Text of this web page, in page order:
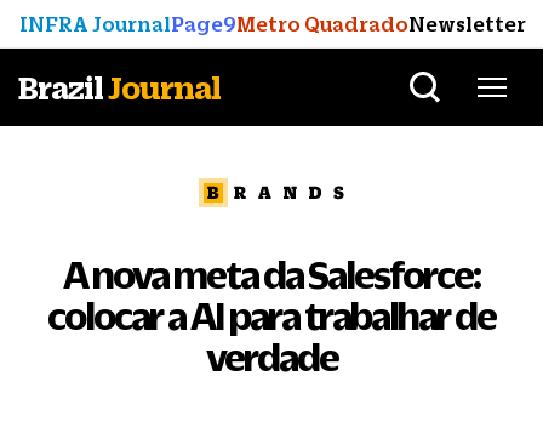
INFRA JournalPage9Metro QuadradoNewsletter
BrazilJournal
A nova meta da Salesforce:
colocar a AI para trabalhar de
verdade